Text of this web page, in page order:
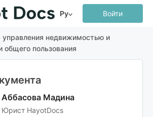
Ру Войти
управления недвижимостью и
общего пользования
Аббасова Мадина
Юрист HayotDocs